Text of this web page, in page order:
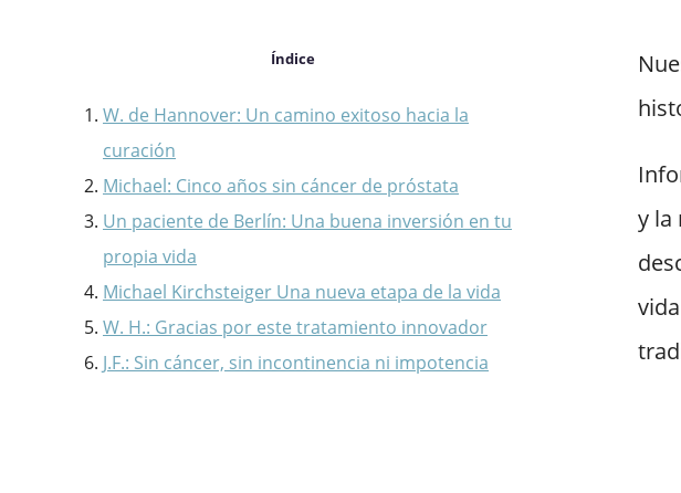
Índice
W. de Hannover: Un camino exitoso hacia la
curación
Michael: Cinco años sin cáncer de próstata
Un paciente de Berlín: Una buena inversión en tu
propia vida
Michael Kirchsteiger Una nueva etapa de la vida
W. H.: Gracias por este tratamiento innovador
J.F.: Sin cáncer, sin incontinencia ni impotencia
y la